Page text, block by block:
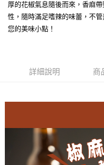
厚的花椒氣息隨後而來，香麻
性，隨時滿足嗜辣的味蕾，不
您的美味小點！
詳細說明 商